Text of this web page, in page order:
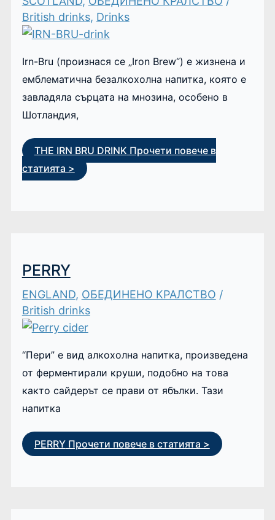
British drinks, Drinks
Irn-Bru (произнася се „Iron Brew“) е жизнена и
емблематична безалкохолна напитка, която е
завладяла сърцата на мнозина, особено в
Шотландия,
THE IRN BRU DRINK Прочети повече в
статията >
PERRY
ENGLAND, ОБЕДИНЕНО КРАЛСТВО /
British drinks
“Пери” е вид алкохолна напитка, произведена
от ферментирали круши, подобно на това
както сайдерът се прави от ябълки. Тази
напитка
PERRYПрочети повече в статията >